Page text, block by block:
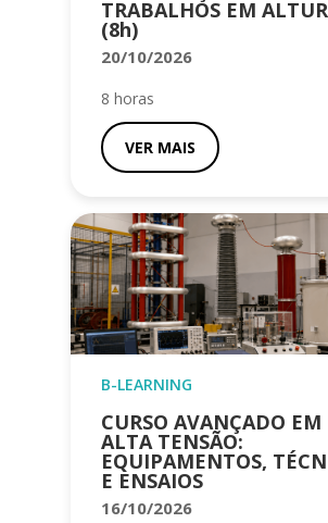
TRABALHOS EM
(8h)
20/10/2026
8 horas
VER MAIS
B-LEARNING
CURSO AVANÇADO EM
ALTA TENSÃO:
EQUIPAMENTOS,
E ENSAIOS
16/10/2026